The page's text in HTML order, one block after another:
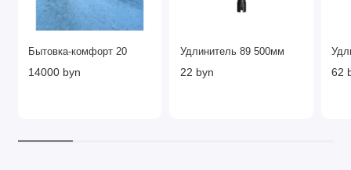
Бытовка-комфорт 20
14000 byn
Удлинитель 89 500мм
22 byn 62